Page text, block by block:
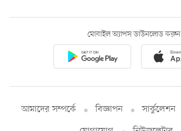
মোবাইল অ্যাপস ডাউনলোড করুন
আমাদের সম্পর্কে বিজ্ঞাপন সার্কুলেশন